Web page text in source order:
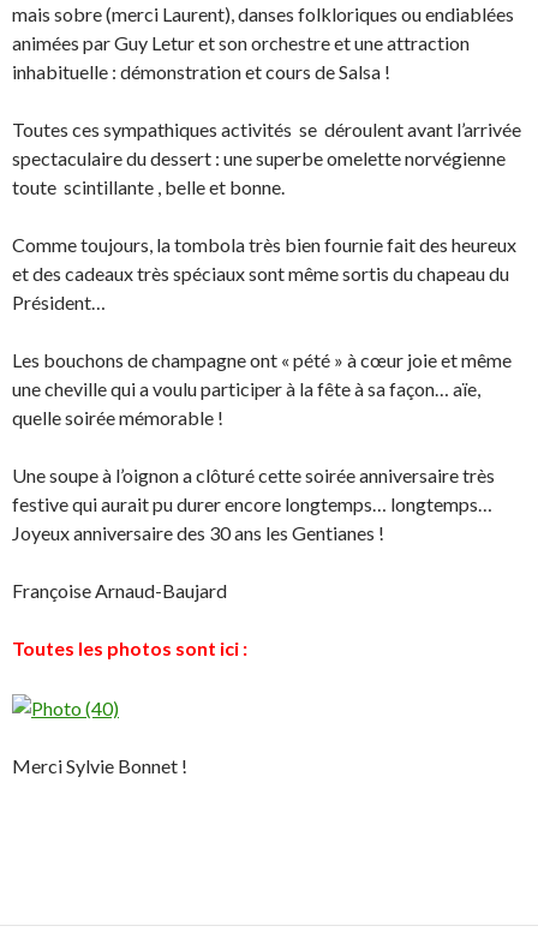
mais sobre (merci Laurent), danses folkloriques ou endiablées
animées par Guy Letur et son orchestre et une attraction
inhabituelle : démonstration et cours de Salsa !
Toutes ces sympathiques activités se déroulent avant l’arrivée
spectaculaire du dessert : une superbe omelette norvégienne
toute scintillante , belle et bonne.
Comme toujours, la tombola très bien fournie fait des heureux
et des cadeaux très spéciaux sont même sortis du chapeau du
Président…
Les bouchons de champagne ont « pété » à cœur joie et même
une cheville qui a voulu participer à la fête à sa façon… aïe,
quelle soirée mémorable !
Une soupe à l’oignon a clôturé cette soirée anniversaire très
festive qui aurait pu durer encore longtemps… longtemps…
Joyeux anniversaire des 30 ans les Gentianes !
Françoise Arnaud-Baujard
Toutes les photos sont ici :
Merci Sylvie Bonnet !